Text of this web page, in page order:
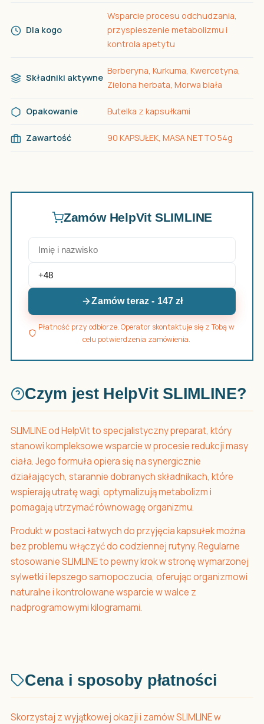
Dla kogo
Wsparcie procesu odchudzania,
przyspieszenie metabolizmu i
kontrola apetytu
Składniki aktywne
Berberyna, Kurkuma, Kwercetyna,
Zielona herbata, Morwa biała
Opakowanie Butelka z kapsułkami
Zawartość 90 KAPSUŁEK, MASA NETTO 54g
Zamów HelpVit SLIMLINE
Zamów teraz - 147 zł
Płatność przy odbiorze. Operator skontaktuje się z Tobą w
celu potwierdzenia zamówienia.
Czym jest HelpVit SLIMLINE?
SLIMLINE od HelpVit to specjalistyczny preparat, który
stanowi kompleksowe wsparcie w procesie redukcji masy
ciała. Jego formuła opiera się na synergicznie
działających, starannie dobranych składnikach, które
wspierają utratę wagi, optymalizują metabolizm i
pomagają utrzymać równowagę organizmu.
Produkt w postaci łatwych do przyjęcia kapsułek można
bez problemu włączyć do codziennej rutyny. Regularne
stosowanie SLIMLINE to pewny krok w stronę wymarzonej
sylwetki i lepszego samopoczucia, oferując organizmowi
naturalne i kontrolowane wsparcie w walce z
nadprogramowymi kilogramami.
Cena i sposoby płatności
Skorzystaj z wyjątkowej okazji i zamów SLIMLINE w